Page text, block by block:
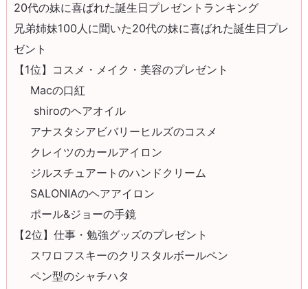
20代の妹に喜ばれた誕生日プレゼントランキング
兄弟姉妹100人に聞いた20代の妹に喜ばれた誕生日プレ
ゼント
【1位】コスメ・メイク・美容のプレゼント
Macの口紅
shiroのヘアオイル
アナスタシアビバリーヒルズのコスメ
クレイツのカールアイロン
ジルスチュアートのハンドクリーム
SALONIAのヘアアイロン
ポール&ジョーの手鏡
【2位】仕事・勉強グッズのプレゼント
スワロフスキーのクリスタルボールペン
ペン型のシャチハタ